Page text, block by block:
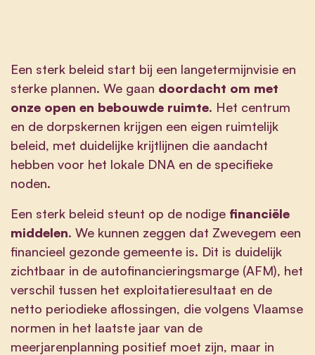
Een sterk beleid start bij een langetermijnvisie en
sterke plannen. We gaan doordacht om met
onze open en bebouwde ruimte. Het centrum
en de dorpskernen krijgen een eigen ruimtelijk
beleid, met duidelijke krijtlijnen die aandacht
hebben voor het lokale DNA en de specifieke
noden.
Een sterk beleid steunt op de nodige financiële
middelen. We kunnen zeggen dat Zwevegem een
financieel gezonde gemeente is. Dit is duidelijk
zichtbaar in de autofinancieringsmarge (AFM), het
verschil tussen het exploitatieresultaat en de
netto periodieke aflossingen, die volgens Vlaamse
normen in het laatste jaar van de
meerjarenplanning positief moet zijn, maar in